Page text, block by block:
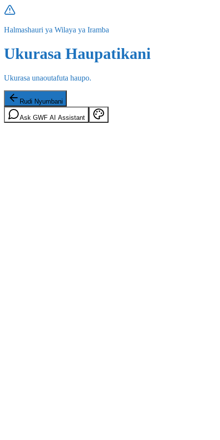
Halmashauri ya Wilaya ya Iramba
Ukurasa Haupatikani
Ukurasa unaoutafuta haupo.
Rudi Nyumbani
Ask GWF AI Assistant